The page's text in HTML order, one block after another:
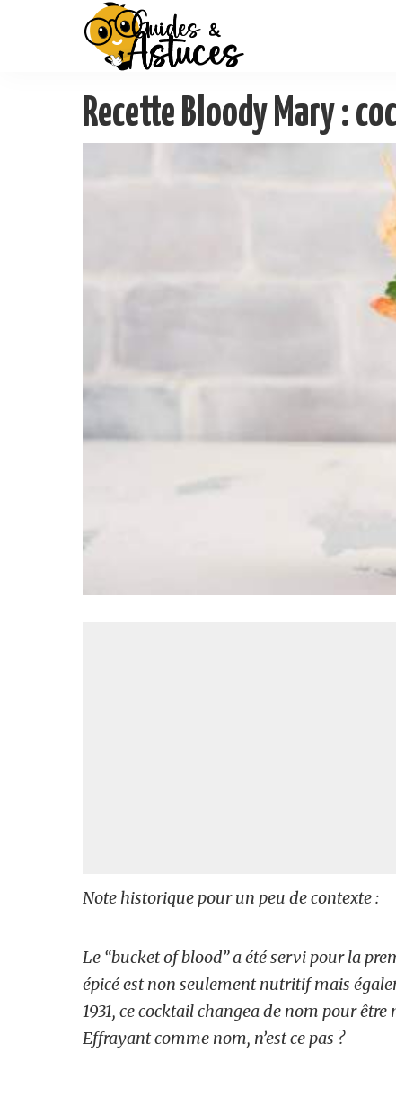
Recette Bloody Mary :
Note historique pour un peu de contexte :
Le “bucket of blood” a été servi pour la
épicé est non seulement nutritif mais
1931, ce cocktail changea de nom pour
Effrayant comme nom, n’est ce pas ?